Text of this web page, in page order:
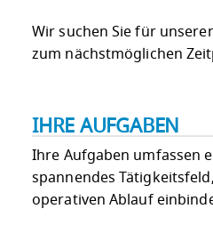
Wir suchen Sie für
zum nächstmöglichen
IHRE AUFGABEN
Ihre Aufgaben umfassen
spannendes
operativen Ablauf